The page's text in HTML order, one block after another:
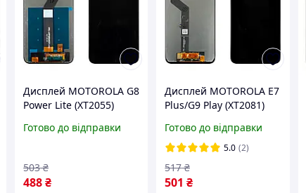
Дисплей MOTOROLA G8
Power Lite (XT2055)
тачскріном
Готово до відправки
488₴
503 ₴
Дисплей MOTOROLA E7
Plus/G9 Play (XT2081)
тачскрином
Готово до відправки
5.0 (2)
501 ₴
517 ₴